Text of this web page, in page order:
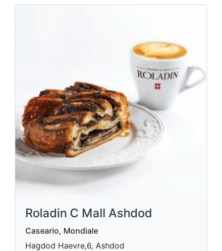
Roladin C Mall Ashdod
Caseario, Mondiale
Hagdod Haevre,6, Ashdod